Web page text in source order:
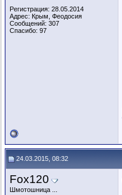
Регистрация: 28.05.2014
Адрес: Крым, Феодосия
Сообщений: 307
Спасибо: 97
24.03.2015, 08:32
Fox120
Шмотошница ...